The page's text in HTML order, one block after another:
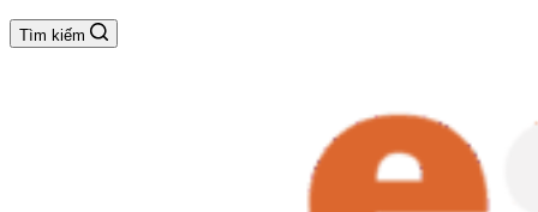
Tìm kiếm